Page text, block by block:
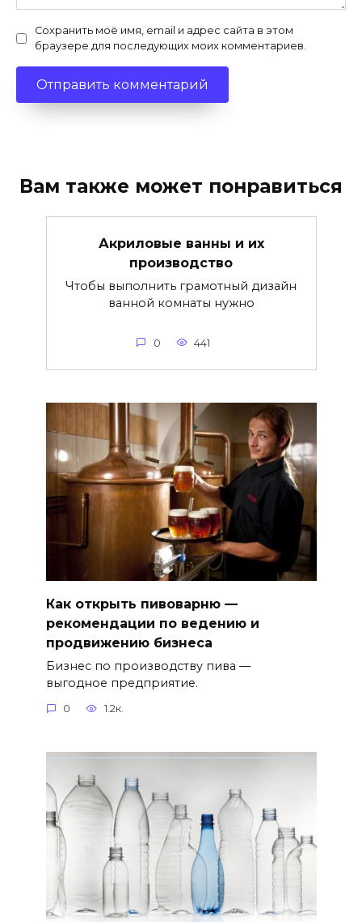
Сохранить моё имя, email и адрес сайта в этом
браузере для последующих моих комментариев.
Вам также может понравиться
Акриловые ванны и их
производство
Чтобы выполнить грамотный дизайн
ванной комнаты нужно
0 441
Как открыть пивоварню —
рекомендации по ведению и
продвижению бизнеса
Бизнес по производству пива —
выгодное предприятие.
0 1.2к.